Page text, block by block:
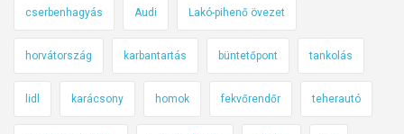
cserbenhagyás Audi Lakó-pihenő övezet
horvátország karbantartás büntetőpont tankolás
lidl karácsony homok fekvőrendőr teherautó